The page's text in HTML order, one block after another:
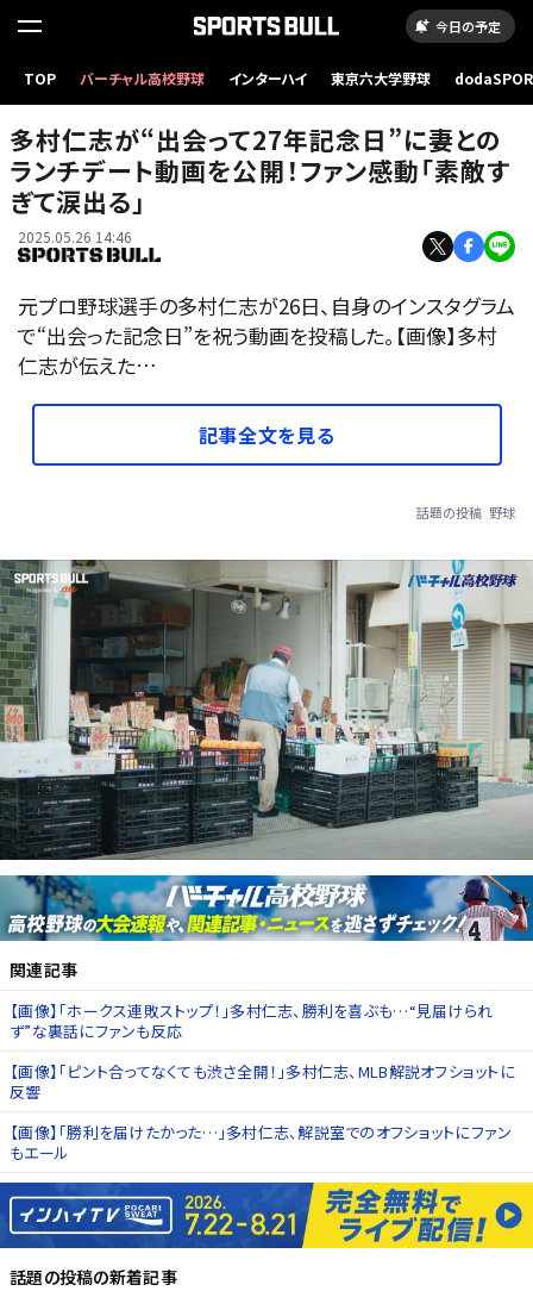
今日の予定
TOP バーチャル高校野球 インターハイ 東京六大学野球
多村仁志が“出会って27年記念日”に妻との
ランチデート動画を公開！ファン感動「素敵す
ぎて涙出る」
2025.05.26 14:46
元プロ野球選手の多村仁志が26日、自身のインスタグラム
で“出会った記念日”を祝う動画を投稿した。【画像】多村
仁志が伝えた…
記事全文を見る
話題の投稿 野球
関連記事
【画像】「ホークス連敗ストップ！」多村仁志、勝利を喜ぶも…“見届けられ
ず”な裏話にファンも反応
【画像】「ピント合ってなくても渋さ全開！」多村仁志、MLB解説オフショットに
反響
【画像】「勝利を届けたかった…」多村仁志、解説室でのオフショットにファン
もエール
話題の投稿の新着記事